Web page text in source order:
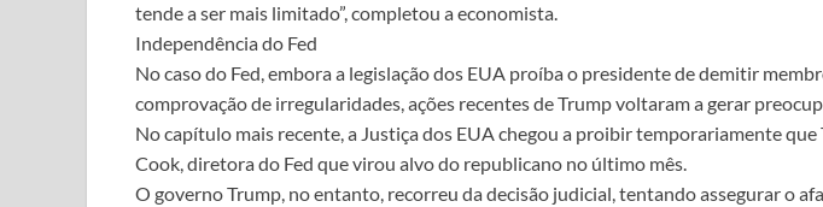
tende a ser mais limitado”, completou a economista.
Independência do Fed
No caso do Fed, embora a legislação dos EUA proíba o presidente de demitir
comprovação de irregularidades, ações recentes de Trump voltaram a gerar
No capítulo mais recente, a Justiça dos EUA chegou a proibir temporariamente que
Cook, diretora do Fed que virou alvo do republicano no último mês.
O governo Trump, no entanto, recorreu da decisão judicial, tentando assegurar o